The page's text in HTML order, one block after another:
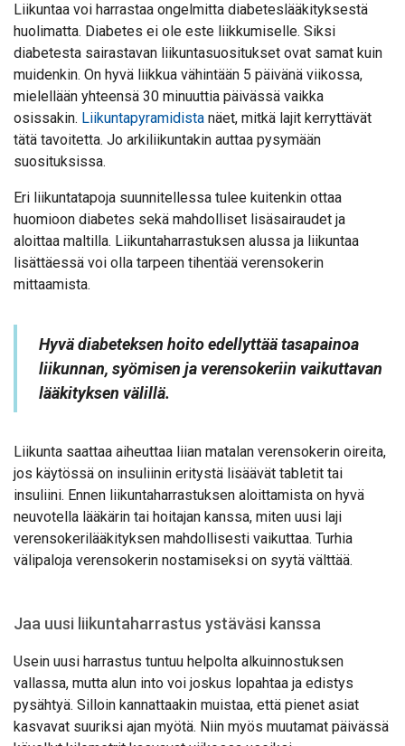
Liikuntaa voi harrastaa ongelmitta diabeteslääkityksestä
huolimatta. Diabetes ei ole este liikkumiselle. Siksi
diabetesta sairastavan liikuntasuositukset ovat samat kuin
muidenkin. On hyvä liikkua vähintään 5 päivänä viikossa,
mielellään yhteensä 30 minuuttia päivässä vaikka
osissakin. Liikuntapyramidista näet, mitkä lajit kerryttävät
tätä tavoitetta. Jo arkiliikuntakin auttaa pysymään
suosituksissa.
Eri liikuntatapoja suunnitellessa tulee kuitenkin ottaa
huomioon diabetes sekä mahdolliset lisäsairaudet ja
aloittaa maltilla. Liikuntaharrastuksen alussa ja liikuntaa
lisättäessä voi olla tarpeen tihentää verensokerin
mittaamista.
Hyvä diabeteksen hoito edellyttää tasapainoa
liikunnan, syömisen ja verensokeriin vaikuttavan
lääkityksen välillä.
Liikunta saattaa aiheuttaa liian matalan verensokerin oireita,
jos käytössä on insuliinin eritystä lisäävät tabletit tai
insuliini. Ennen liikuntaharrastuksen aloittamista on hyvä
neuvotella lääkärin tai hoitajan kanssa, miten uusi laji
verensokerilääkityksen mahdollisesti vaikuttaa. Turhia
välipaloja verensokerin nostamiseksi on syytä välttää.
Jaa uusi liikuntaharrastus ystäväsi kanssa
Usein uusi harrastus tuntuu helpolta alkuinnostuksen
vallassa, mutta alun into voi joskus lopahtaa ja edistys
pysähtyä. Silloin kannattaakin muistaa, että pienet asiat
kasvavat suuriksi ajan myötä. Niin myös muutamat päivässä